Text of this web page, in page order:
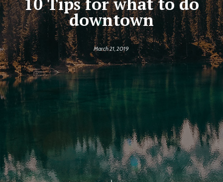
downtown
March 21, 2019